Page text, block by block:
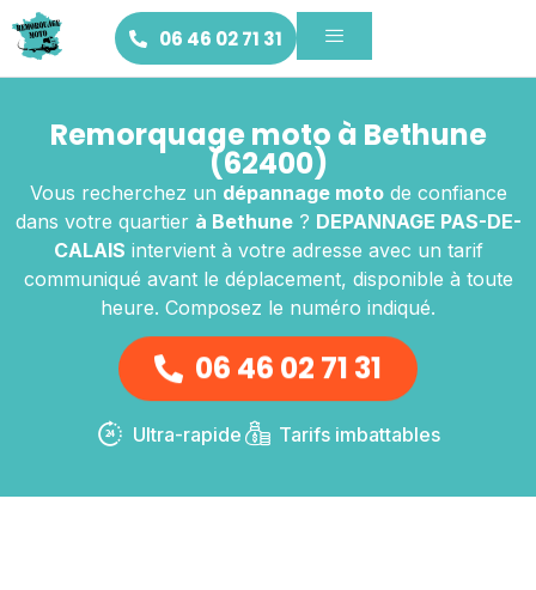
06 46 02 71 31
Remorquage moto à Bethune
(62400)
Vous recherchez un dépannage motode confiance
dans votre quartier à Bethune? DEPANNAGE PAS-DE-
CALAIS intervient à votre adresse avec un tarif
communiqué avant le déplacement, disponible à toute
heure. Composez le numéro indiqué.
06 46 02 71 31
Ultra-rapide Tarifs imbattables